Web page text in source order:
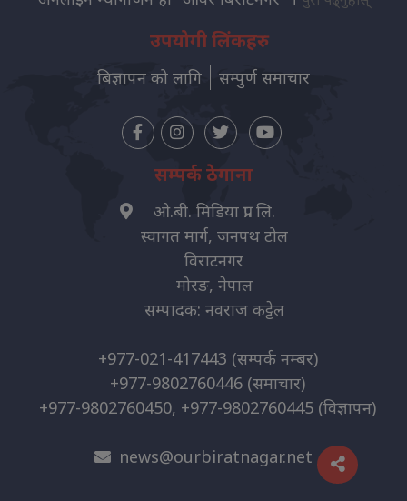
उपयोगी लिंकहरु
बिज्ञापन को लागि सम्पुर्ण समाचार
सम्पर्क ठेगाना
ओ.बी. मिडिया प्रा. लि.
स्वागत मार्ग, जनपथ टोल
विराटनगर
मोरङ, नेपाल
सम्पादक: नवराज कट्टेल
+977-021-417443 (सम्पर्क नम्बर)
+977-9802760446 (समाचार)
+977-9802760450, +977-9802760445 (विज्ञापन)
news@ourbiratnagar.net